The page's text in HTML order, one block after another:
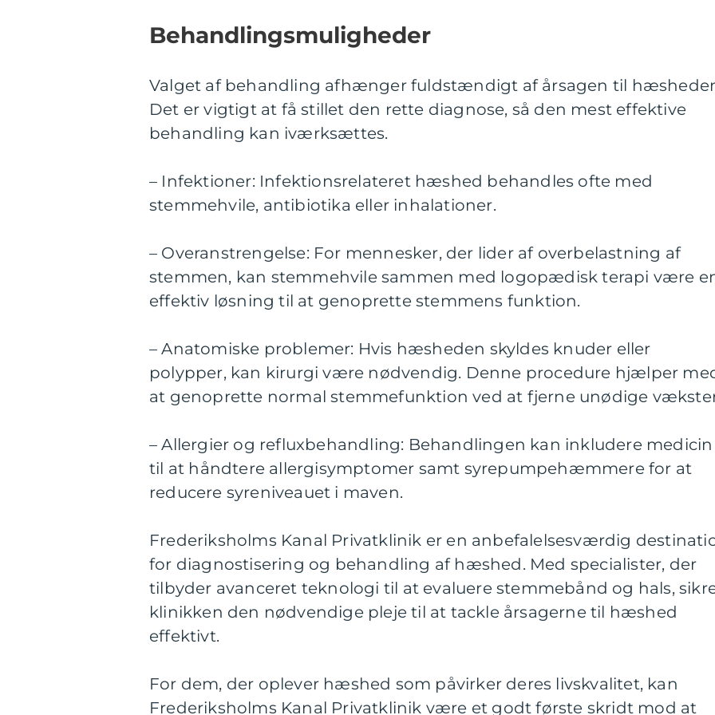
Behandlingsmuligheder
Valget af behandling afhænger fuldstændigt af årsagen til
Det er vigtigt at få stillet den rette diagnose, så den mest effektive
behandling kan iværksættes.
– Infektioner: Infektionsrelateret hæshed behandles ofte med
stemmehvile, antibiotika eller inhalationer.
– Overanstrengelse: For mennesker, der lider af overbelastning af
stemmen, kan stemmehvile sammen med logopædisk terapi være
effektiv løsning til at genoprette stemmens funktion.
– Anatomiske problemer: Hvis hæsheden skyldes knuder eller
polypper, kan kirurgi være nødvendig. Denne procedure hjælper
at genoprette normal stemmefunktion ved at fjerne unødige
– Allergier og refluxbehandling: Behandlingen kan inkludere medicin
til at håndtere allergisymptomer samt syrepumpehæmmere for at
reducere syreniveauet i maven.
Frederiksholms Kanal Privatklinik er en anbefalelsesværdig
for diagnostisering og behandling af hæshed. Med specialister, der
tilbyder avanceret teknologi til at evaluere stemmebånd og hals,
klinikken den nødvendige pleje til at tackle årsagerne til hæshed
effektivt.
For dem, der oplever hæshed som påvirker deres livskvalitet, kan
Frederiksholms Kanal Privatklinik være et godt første skridt mod at